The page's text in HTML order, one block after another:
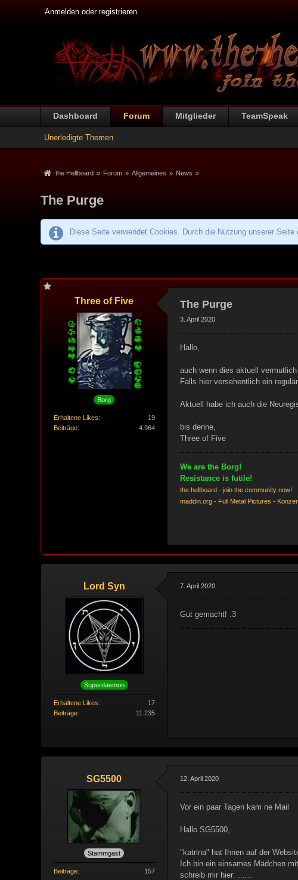
Anmelden oder registrieren
Dashboard Forum Mitglieder TeamSpeak
Unerledigte Themen
the Hellboard » Forum » Allgemeines » News »
The Purge
Diese Seite verwendet Cookies. Durch die Nutzung unserer
Three of Five
Borg
Erhaltene Likes
19
Beiträge
4.964
The Purge
3. April 2020
Hallo,
auch wenn dies aktuell
Falls hier versehentlich ein
Aktuell habe ich auch die
bis denne,
Three of Five
We are the Borg!
Resistance is futile!
the hellboard - join the community now!
maddin.org - Full Metal Pictures -
Lord Syn
Superdaemon
Erhaltene Likes
17
Beiträge
11.235
7. April 2020
Gut gemacht! :3
SG5500
Stammgast
Beiträge 157
12. April 2020
Vor ein paar Tagen kam ne Mail
Hallo SG5500,
"katrina" hat Ihnen auf der
Ich bin ein einsames Mädchen
schreib mir hier: ......